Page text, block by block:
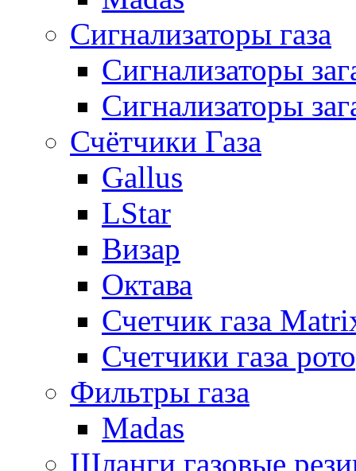
Сигнализаторы газа
Сигнализаторы
Сигнализаторы
Счётчики Газа
Gallus
LStar
Визар
Октава
Счетчик газа
Счетчики газа
Фильтры газа
Madas
Шланги газовые